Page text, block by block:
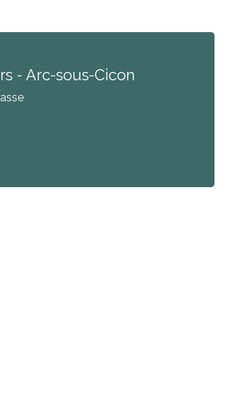
- Arc-sous-Cicon